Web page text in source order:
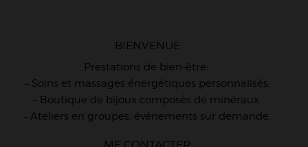
BIENVENUE
Prestations de bien-être:
– Soins et massages énergétiques personnalisés.
– Boutique de bijoux composés de minéraux.
– Ateliers en groupes, événements sur demande.
ME CONTACTER